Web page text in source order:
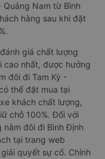
Nam từ Bình
hàng sau khi đặt
giá chất lượng
cao nhất, được hưởng
đôi đi Tam Kỳ -
thể đặt mua tại
khách chất lượng,
chỗ 100%. Đối với
đôi đi Bình Định
tại trang web
quyết sự cố. Chính